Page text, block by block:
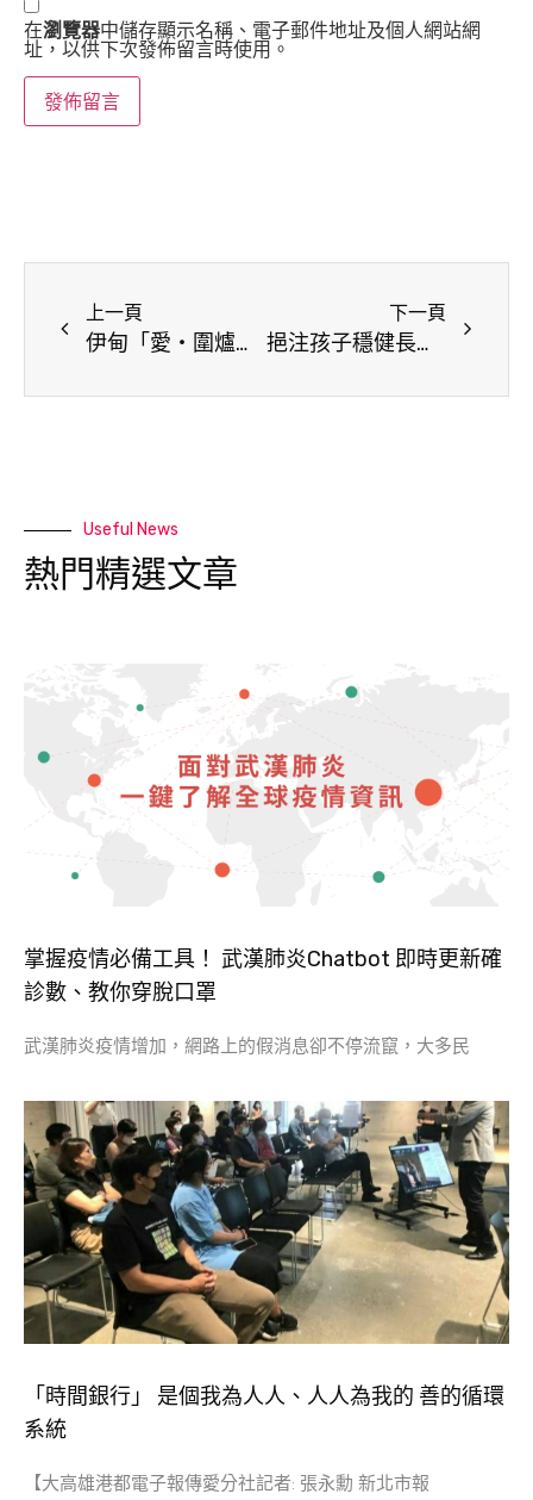
在瀏覽器中儲存顯示名稱、電子郵件地址及個人網站網
址，以供下次發佈留言時使用。
上一頁
伊甸「愛‧圍爐」深入宜蘭偏鄉 一桌佳餚溫暖雙老家庭
下一頁
挹注孩子穩健長大 台灣世界展望會「紅包傳愛」 募集健康、助學、平安與希望
Useful News
熱門精選文章
掌握疫情必備工具！ 武漢肺炎Chatbot 即時更新確
診數、教你穿脫口罩
武漢肺炎疫情增加，網路上的假消息卻不停流竄，大多民
「時間銀行」 是個我為人人、人人為我的 善的循環
系統
【大高雄港都電子報傳愛分社記者: 張永勳 新北市報